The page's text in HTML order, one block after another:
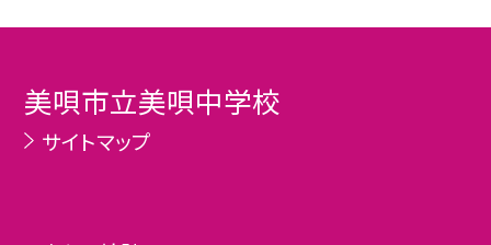
美唄市立美唄中学校
サイトマップ